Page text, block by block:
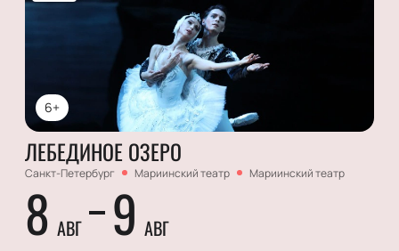
6+
ЛЕБЕДИНОЕ ОЗЕРО
Санкт-Петербург Мариинский театр Мариинский театр
8 АВГ 9 АВГ